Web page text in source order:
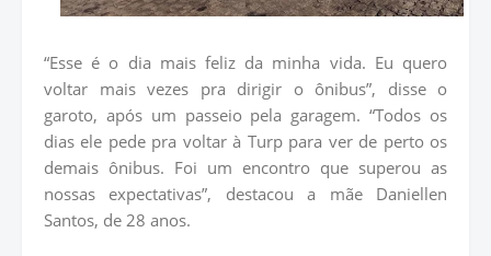
“Esse é o dia mais feliz da minha vida. Eu quero
voltar mais vezes pra dirigir o ônibus”, disse o
garoto, após um passeio pela garagem. “Todos os
dias ele pede pra voltar à Turp para ver de perto os
demais ônibus. Foi um encontro que superou as
nossas expectativas”, destacou a mãe Daniellen
Santos, de 28 anos.